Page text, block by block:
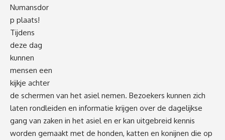
Numansdor
p plaats!
Tijdens
deze dag
kunnen
mensen een
kijkje achter
de schermen van het asiel nemen. Bezoekers kunnen zich
laten rondleiden en informatie krijgen over de dagelijkse
gang van zaken in het asiel en er kan uitgebreid kennis
worden gemaakt met de honden, katten en konijnen die op